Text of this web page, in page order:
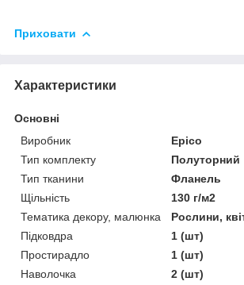
Приховати
Характеристики
Основні
Виробник
Epico
Тип комплекту
Полуторний
Тип тканини
Фланель
Щільність
130 г/м2
Тематика декору, малюнка
Рослини,
Підковдра
1 (шт)
Простирадло
1 (шт)
Наволочка
2 (шт)